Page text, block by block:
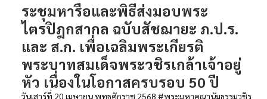
ระชุมหารือและพิธีส่งมอบพระ
ไตรปิฎกสากล ฉบับสัชฌายะ ภ.ป.ร.
และ ส.ก. เพื่อเฉลิมพระเกียรติ
พระบาทสมเด็จพระวชิรเกล้าเจ้าอยู่
หัว เนื่องในโอกาสครบรอบ 50 ปี
วันเสาร์ที่ 20 เมษายน พุทธศักราช 2568 #พระมหาคณานัมธรรมวชิร